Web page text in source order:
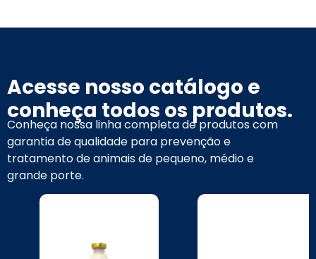
Acesse nosso catálogo e
conheça todos os produtos.
Conheça nossa linha completa de produtos com
garantia de qualidade para prevenção e
tratamento de animais de pequeno, médio e
grande porte.